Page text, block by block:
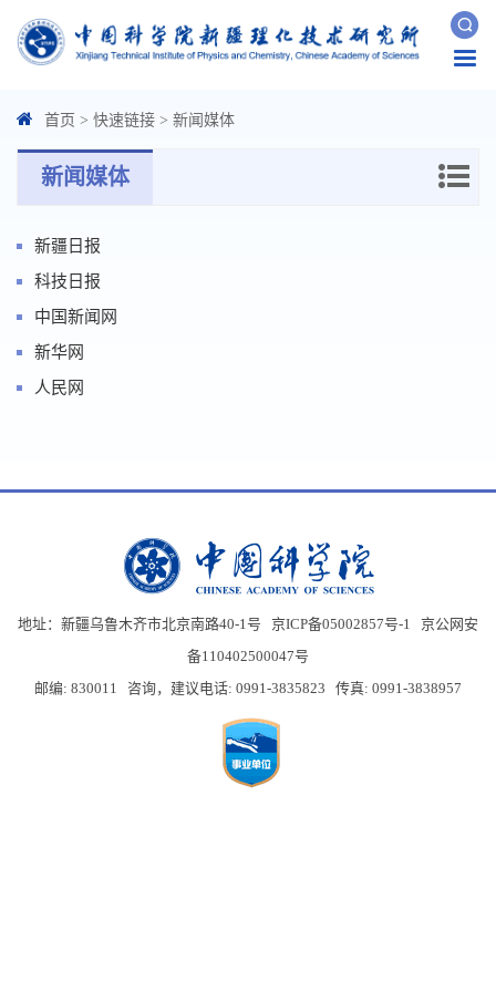
首页 > 快速链接 > 新闻媒体
新闻媒体
新疆日报
科技日报
中国新闻网
新华网
人民网
地址：新疆乌鲁木齐市北京南路40-1号 京ICP备05002857号-1 京公网安
备110402500047号
邮编: 830011 咨询，建议电话: 0991-3835823 传真: 0991-3838957